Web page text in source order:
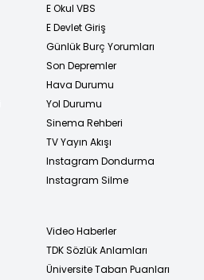
E Okul VBS
E Devlet Giriş
Günlük Burç Yorumları
Son Depremler
Hava Durumu
Yol Durumu
Sinema Rehberi
TV Yayın Akışı
Instagram Dondurma
Instagram Silme
Video Haberler
TDK Sözlük Anlamları
Üniversite Taban Puanları